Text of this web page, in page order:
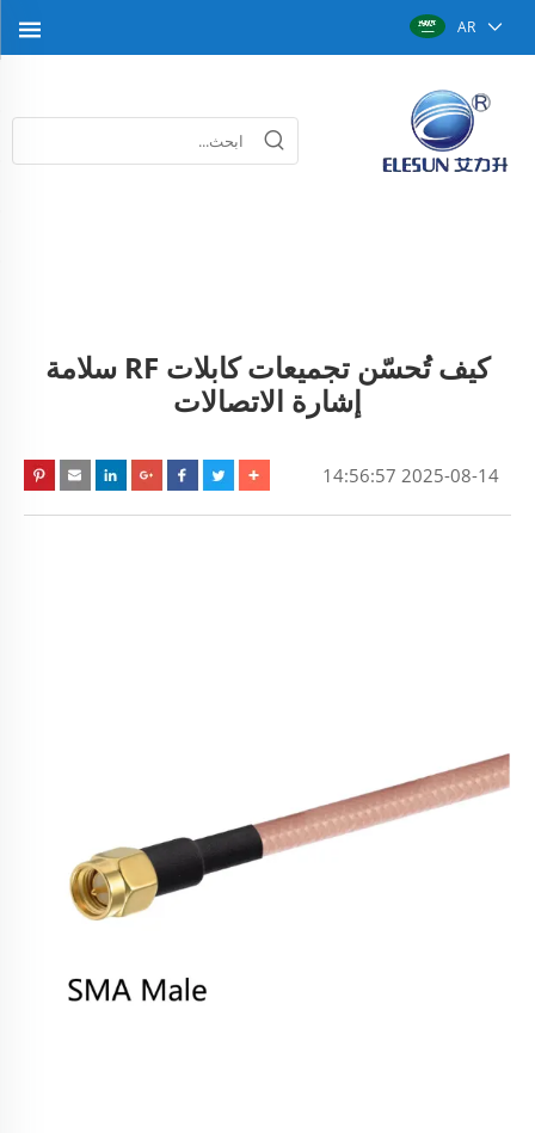
AR
كيف تُحسّن تجميعات كابلات RF سلامة
إشارة الاتصالات
2025-08-14 14:56:57